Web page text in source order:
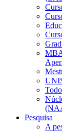
Pesquisa
A